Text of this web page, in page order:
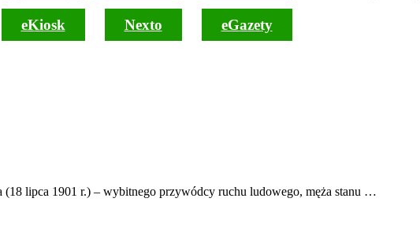
eKiosk Nexto eGazety
(18 lipca 1901 r.) – wybitnego przywódcy ruchu ludowego, męża stanu …